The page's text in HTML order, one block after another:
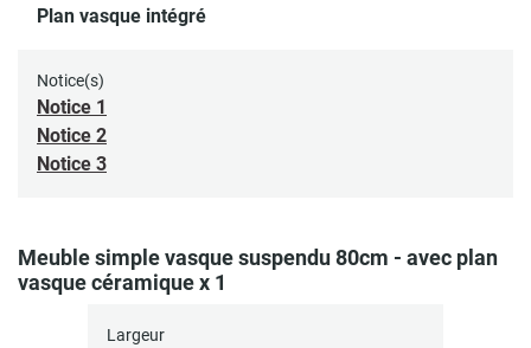
Plan vasque intégré
Notice(s)
Notice 1
Notice 2
Notice 3
Meuble simple vasque suspendu 80cm - avec plan
vasque céramique x 1
Largeur